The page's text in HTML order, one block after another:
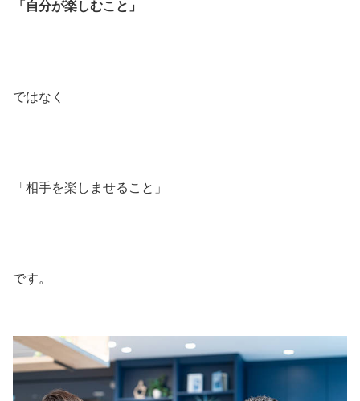
「自分が楽しむこと」
ではなく
「相手を楽しませること」
です。